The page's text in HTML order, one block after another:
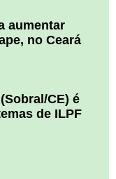
aumentar
no Ceará
CE) é
de ILPF